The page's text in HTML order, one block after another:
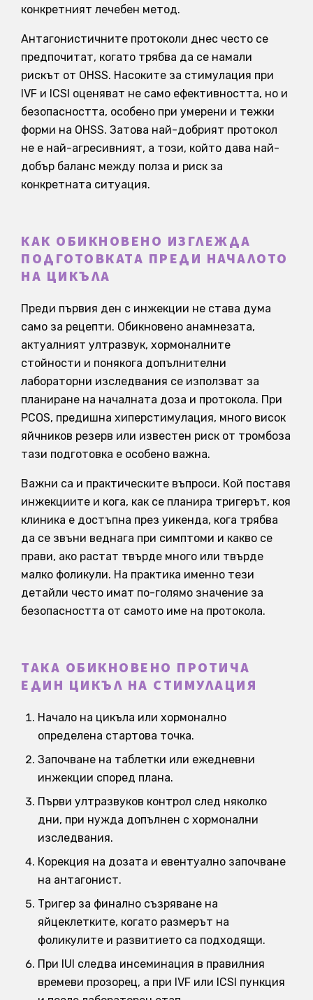
конкретният лечебен метод.
Антагонистичните протоколи днес често се
предпочитат, когато трябва да се намали
рискът от OHSS. Насоките за стимулация при
IVF и ICSI оценяват не само ефективността, но и
безопасността, особено при умерени и тежки
форми на OHSS. Затова най-добрият протокол
не е най-агресивният, а този, който дава най-
добър баланс между полза и риск за
конкретната ситуация.
КАК ОБИКНОВЕНО ИЗГЛЕЖДА
ПОДГОТОВКАТА ПРЕДИ НАЧАЛОТО
НА ЦИКЪЛА
Преди първия ден с инжекции не става дума
само за рецепти. Обикновено анамнезата,
актуалният ултразвук, хормоналните
стойности и понякога допълнителни
лабораторни изследвания се използват за
планиране на началната доза и протокола. При
PCOS, предишна хиперстимулация, много висок
яйчников резерв или известен риск от тромбоза
тази подготовка е особено важна.
Важни са и практическите въпроси. Кой поставя
инжекциите и кога, как се планира тригерът, коя
клиника е достъпна през уикенда, кога трябва
да се звъни веднага при симптоми и какво се
прави, ако растат твърде много или твърде
малко фоликули. На практика именно тези
детайли често имат по-голямо значение за
безопасността от самото име на протокола.
ТАКА ОБИКНОВЕНО ПРОТИЧА
ЕДИН ЦИКЪЛ НА СТИМУЛАЦИЯ
Начало на цикъла или хормонално
определена стартова точка.
Започване на таблетки или ежедневни
инжекции според плана.
Първи ултразвуков контрол след няколко
дни, при нужда допълнен с хормонални
изследвания.
Корекция на дозата и евентуално започване
на антагонист.
Тригер за финално съзряване на
яйцеклетките, когато размерът на
фоликулите и развитието са подходящи.
При IUI следва инсеминация в правилния
времеви прозорец, а при IVF или ICSI пункция